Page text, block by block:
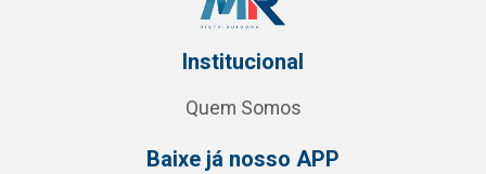
Institucional
Quem Somos
Baixe já nosso APP